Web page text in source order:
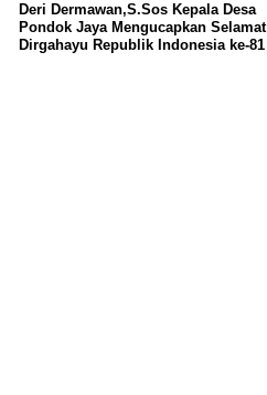
Deri Dermawan,S.Sos Kepala Desa
Pondok Jaya Mengucapkan Selamat
Dirgahayu Republik Indonesia ke-81